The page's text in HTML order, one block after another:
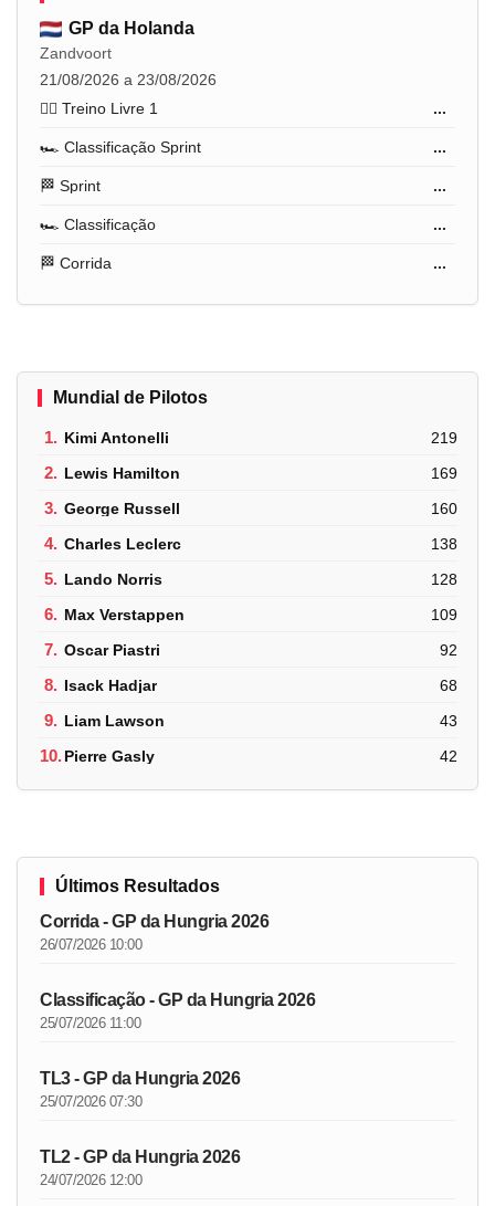
GP da Holanda
Zandvoort
21/08/2026 a 23/08/2026
🏋️‍♂️ Treino Livre 1
...
🏎️ Classificação Sprint ...
🏁 Sprint ...
🏎️ Classificação ...
🏁 Corrida ...
Mundial de Pilotos
1. Kimi Antonelli 219
2. Lewis Hamilton 169
3. George Russell 160
4. Charles Leclerc 138
5. Lando Norris 128
6. Max Verstappen 109
7. Oscar Piastri 92
8. Isack Hadjar 68
9. Liam Lawson 43
10.Pierre Gasly 42
Últimos Resultados
Corrida - GP da Hungria 2026
26/07/2026 10:00
Classificação - GP da Hungria 2026
25/07/2026 11:00
TL3 - GP da Hungria 2026
25/07/2026 07:30
TL2 - GP da Hungria 2026
24/07/2026 12:00